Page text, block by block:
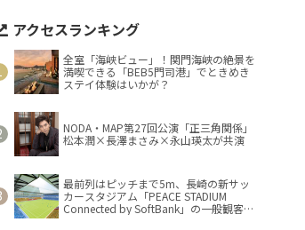
アクセスランキング
全室「海峡ビュー」！関門海峡の絶景を
満喫できる「BEB5門司港」でときめき
ステイ体験はいかが？
NODA・MAP第27回公演「正三角関係」
松本潤×長澤まさみ×永山瑛太が共演
最前列はピッチまで5m、長崎の新サッ
カースタジアム「PEACE STADIUM
Connected by SoftBank」の一般観客席